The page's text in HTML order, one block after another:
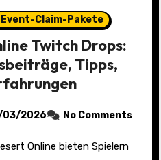
Claim-Pakete
Twitch Drops:
Tipps,
03/2026 No Comments